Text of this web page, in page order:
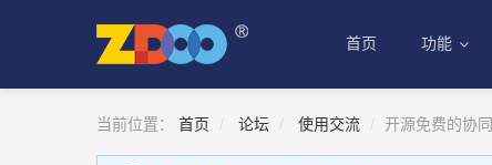
首页 功能
当前位置： 首页 论坛 使用交流 开源免费的协